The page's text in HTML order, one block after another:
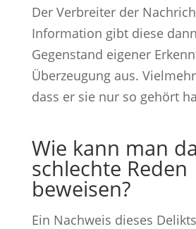
Der Verbreiter der
Information gibt diese
Gegenstand eigener
Überzeugung aus.
dass er sie nur so gehört
Wie kann man
schlechte Reden
beweisen?
Ein Nachweis dieses